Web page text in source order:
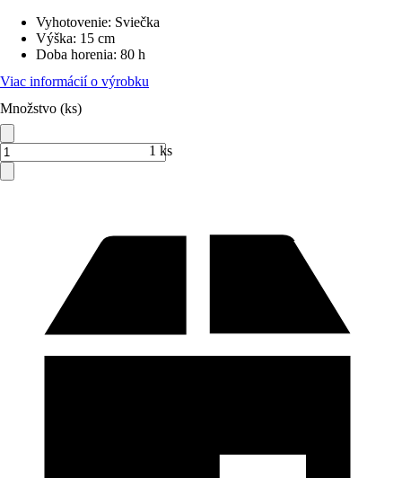
Vyhotovenie: Sviečka
Výška: 15 cm
Doba horenia: 80 h
Viac informácií o výrobku
Množstvo (ks)
1 ks